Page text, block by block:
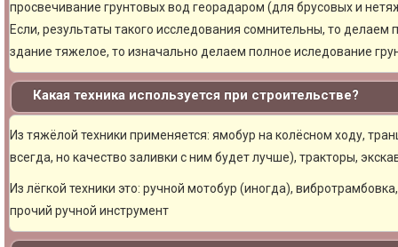
просвечивание грунтовых вод георадаром (для брусовых и
Если, результаты такого исследования сомнительны, то
здание тяжелое, то изначально делаем полное иследование
Какая техника используется при строительстве?
Из тяжёлой техники применяется: ямобур на колёсном ходу,
всегда, но качество заливки с ним будет лучше), тракторы,
Из лёгкой техники это: ручной мотобур (иногда),
прочий ручной инструмент